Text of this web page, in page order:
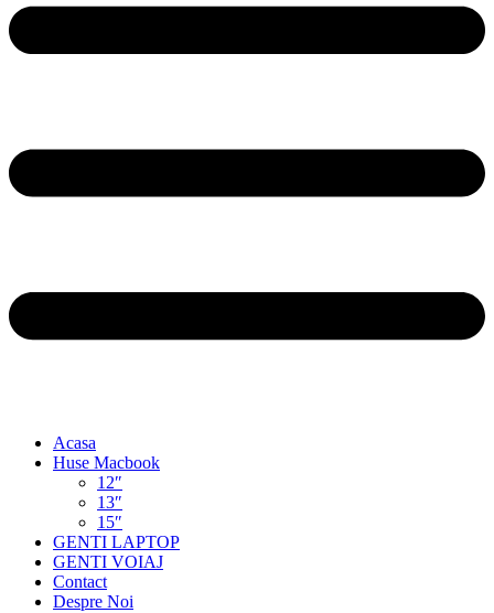
Acasa
Huse Macbook
12″
13″
15″
GENTI LAPTOP
GENTI VOIAJ
Contact
Despre Noi